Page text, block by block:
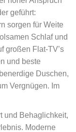
geführt:
sorgen für Weite
Schlaf und
großen Flat-TV’s
und beste
Duschen,
Vergnügen. Im
und Behaglichkeit,
Moderne